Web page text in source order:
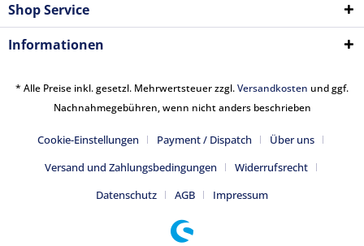
Shop Service
Informationen
* Alle Preise inkl. gesetzl. Mehrwertsteuer zzgl.Versandkosten und ggf.
Nachnahmegebühren, wenn nicht anders beschrieben
Cookie-Einstellungen Payment / Dispatch
Über uns
Versand und Zahlungsbedingungen
Widerrufsrecht
Datenschutz
AGB Impressum